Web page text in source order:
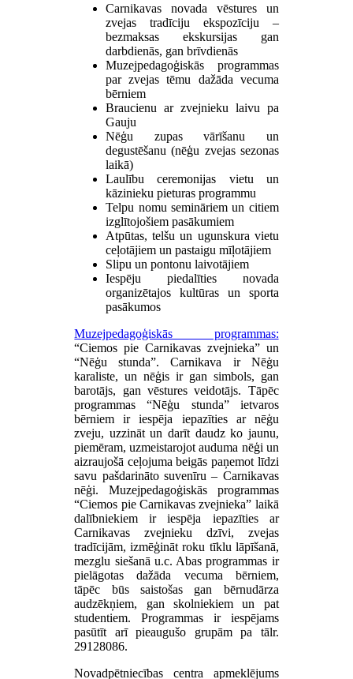
Carnikavas novada vēstures un
zvejas tradīciju ekspozīciju –
bezmaksas ekskursijas gan
darbdienās, gan brīvdienās
Muzejpedagoģiskās programmas
par zvejas tēmu dažāda vecuma
bērniem
Braucienu ar zvejnieku laivu pa
Gauju
Nēģu zupas vārīšanu un
degustēšanu (nēģu zvejas sezonas
laikā)
Laulību ceremonijas vietu un
kāzinieku pieturas programmu
Telpu nomu semināriem un citiem
izglītojošiem pasākumiem
Atpūtas, telšu un ugunskura vietu
ceļotājiem un pastaigu mīļotājiem
Slipu un pontonu laivotājiem
Iespēju piedalīties novada
organizētajos kultūras un sporta
pasākumos
Muzejpedagoģiskās programmas:
“Ciemos pie Carnikavas zvejnieka” un
“Nēģu stunda”. Carnikava ir Nēģu
karaliste, un nēģis ir gan simbols, gan
barotājs, gan vēstures veidotājs. Tāpēc
programmas “Nēģu stunda” ietvaros
bērniem ir iespēja iepazīties ar nēģu
zveju, uzzināt un darīt daudz ko jaunu,
piemēram, uzmeistarojot auduma nēģi un
aizraujošā ceļojuma beigās paņemot līdzi
savu pašdarināto suvenīru – Carnikavas
nēģi. Muzejpedagoģiskās programmas
“Ciemos pie Carnikavas zvejnieka” laikā
dalībniekiem ir iespēja iepazīties ar
Carnikavas zvejnieku dzīvi, zvejas
tradīcijām, izmēģināt roku tīklu lāpīšanā,
mezglu siešanā u.c. Abas programmas ir
pielāgotas dažāda vecuma bērniem,
tāpēc būs saistošas gan bērnudārza
audzēkņiem, gan skolniekiem un pat
studentiem. Programmas ir iespējams
pasūtīt arī pieaugušo grupām pa tālr.
29128086.
Novadpētniecības centra apmeklējums